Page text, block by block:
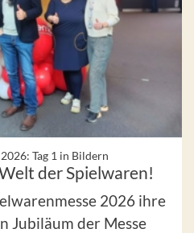
Tag 1 in Bildern
der Spielwaren!
2026 ihre
Jubiläum der Messe